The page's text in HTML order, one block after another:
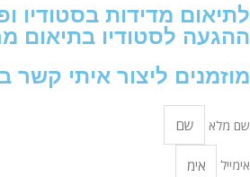
לתיאום מדידות בסטודיו
ההגעה לסטודיו בתיאום
מוזמנים ליצור איתי
שם מלא
אימייל